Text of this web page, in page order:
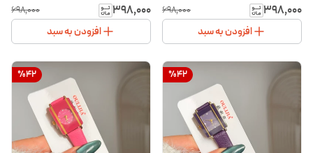
۳۹۸٬۰۰۰ ۶۹۸٬۰۰۰
افزودن به سبد
۳۹۸٬۰۰۰ ۶۹۸٬۰۰۰
افزودن به سبد
%42
%42